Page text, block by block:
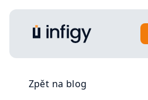
Zpět na blog